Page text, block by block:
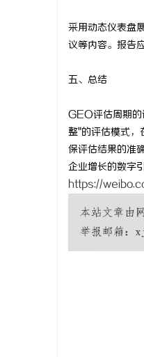
采用动态仪表盘
议等内容。报告
五、总结
GEO评估周期的
整"的评估模式，
保评估结果的准
企业增长的数字引
https://